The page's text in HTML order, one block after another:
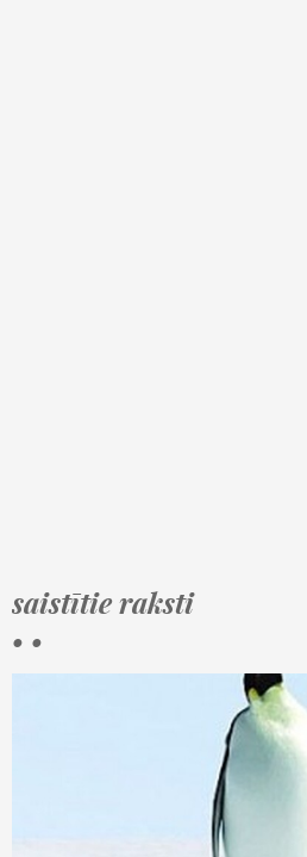
saistītie raksti
• •